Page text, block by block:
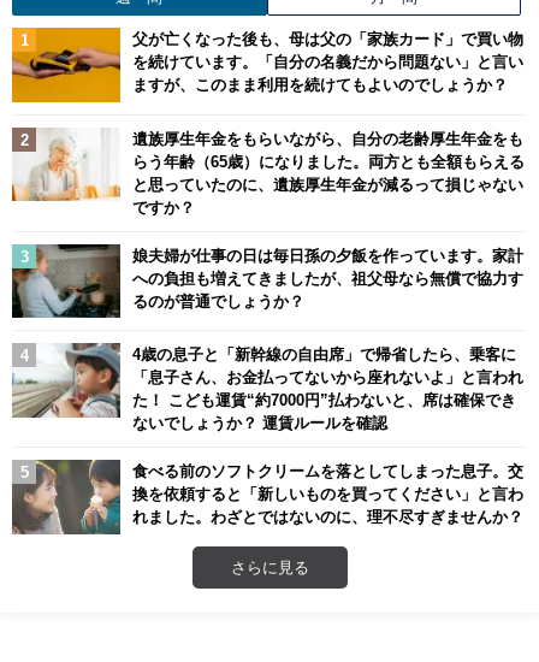
父が亡くなった後も、母は父の「家族カード」で買い物
を続けています。「自分の名義だから問題ない」と言い
ますが、このまま利用を続けてもよいのでしょうか？
遺族厚生年金をもらいながら、自分の老齢厚生年金をも
らう年齢（65歳）になりました。両方とも全額もらえる
と思っていたのに、遺族厚生年金が減るって損じゃない
ですか？
娘夫婦が仕事の日は毎日孫の夕飯を作っています。家計
への負担も増えてきましたが、祖父母なら無償で協力す
るのが普通でしょうか？
4歳の息子と「新幹線の自由席」で帰省したら、乗客に
「息子さん、お金払ってないから座れないよ」と言われ
た！ こども運賃“約7000円”払わないと、席は確保でき
ないでしょうか？ 運賃ルールを確認
食べる前のソフトクリームを落としてしまった息子。交
換を依頼すると「新しいものを買ってください」と言わ
れました。わざとではないのに、理不尽すぎませんか？
さらに見る